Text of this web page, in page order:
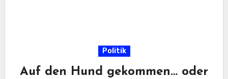
Politik
Auf den Hund gekommen… oder